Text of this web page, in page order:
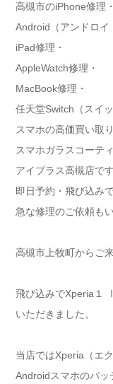
高槻市のiPhone修理・
Android（アンドロイ
iPad修理・
AppleWatch修理・
MacBook修理・
任天堂Switch（スイ
スマホの高価買い取り
スマホガラスコーテ
アイプラス高槻店です
即日予約・飛び込み
急な修理のご依頼も
高槻市上牧町からご
飛び込みでXperia１
いただきました。
当店ではXperia（エ
Androidスマホのバッ